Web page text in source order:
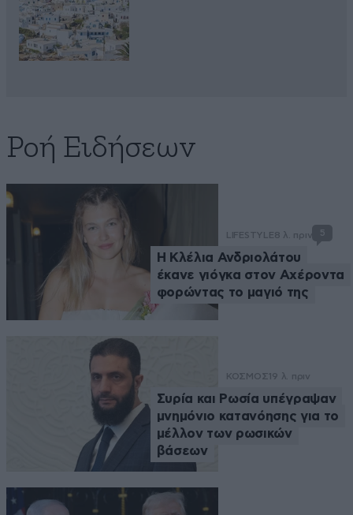
Ροή Ειδήσεων
LIFESTYLE8 λ. πριν 5
Η Κλέλια Ανδριολάτου
έκανε γιόγκα στον Αχέροντα
φορώντας το μαγιό της
ΚΟΣΜΟΣ 19 λ. πριν
Συρία και Ρωσία υπέγραψαν
μνημόνιο κατανόησης για το
μέλλον των ρωσικών
βάσεων